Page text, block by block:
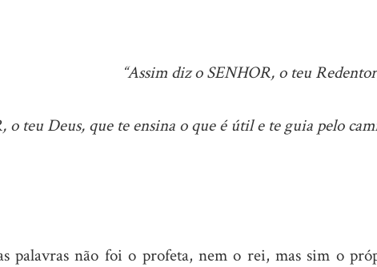
“Assim diz o SENHOR, o teu
o teu Deus, que te ensina o que é útil e te guia pelo
palavras não foi o profeta, nem o rei, mas sim o